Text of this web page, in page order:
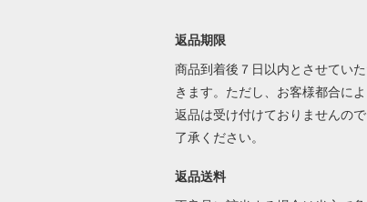
返品期限
商品到着後７日以内とさせてい
きます。ただし、お客様都合によ
返品は受け付けておりませんの
了承ください。
返品送料